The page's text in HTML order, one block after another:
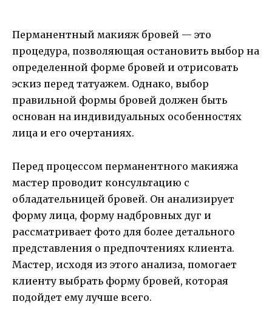
Перманентный макияж бровей — это
процедура, позволяющая остановить выбор на
определенной форме бровей и отрисовать
эскиз перед татуажем. Однако, выбор
правильной формы бровей должен быть
основан на индивидуальных особенностях
лица и его очертаниях.
Перед процессом перманентного макияжа
мастер проводит консультацию с
обладательницей бровей. Он анализирует
форму лица, форму надбровных дуг и
рассматривает фото для более детального
представления о предпочтениях клиента.
Мастер, исходя из этого анализа, помогает
клиенту выбрать форму бровей, которая
подойдет ему лучше всего.